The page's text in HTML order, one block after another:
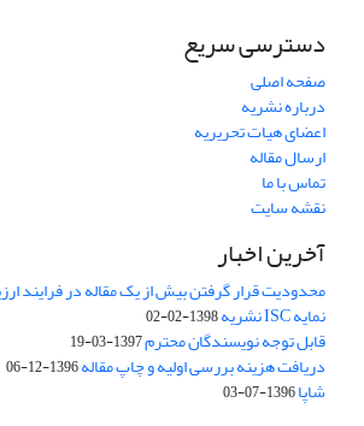
دسترسی سریع
صفحه اصلی
درباره نشریه
اعضای هیات تحریریه
ارسال مقاله
تماس با ما
نقشه سایت
آخرین اخبار
محدودیت قرار گرفتن بیش از یک مقاله در فرایند
نمایه ISC نشریه 1398-02-02
قابل توجه نویسندگان محترم1397-03-19
دریافت هزینه بررسی اولیه و چاپ مقاله1396-12-06
شاپا1396-07-03